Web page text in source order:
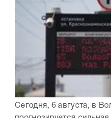
Сегодня, 6 августа, в